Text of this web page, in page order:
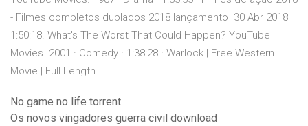
- Filmes completos dublados 2018 lançamento 30 Abr 2018
1:50:18. What's The Worst That Could Happen? YouTube
Movies. 2001 · Comedy · 1:38:28 · Warlock | Free Western
Movie | Full Length
No game no life torrent
Os novos vingadores guerra civil download